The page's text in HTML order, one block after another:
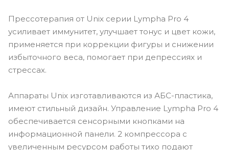
Прессотерапия от Unix серии Lympha Pro 4
усиливает иммунитет, улучшает тонус и цвет кожи,
применяется при коррекции фигуры и снижении
избыточного веса, помогает при депрессиях и
стрессах.
Аппараты Unix изготавливаются из АБС-пластика,
имеют стильный дизайн. Управление Lympha Pro 4
обеспечивается сенсорными кнопками на
информационной панели. 2 компрессора с
увеличенным ресурсом работы тихо подают